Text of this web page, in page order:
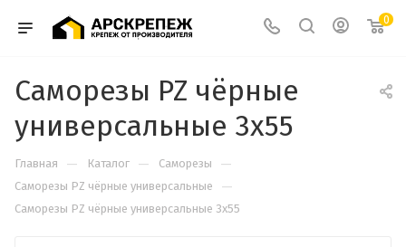
0
Саморезы PZ чёрные
универсальные 3х55
Главная — Каталог — Саморезы —
Cаморезы PZ чёрные универсальные —
Саморезы PZ чёрные универсальные 3х55